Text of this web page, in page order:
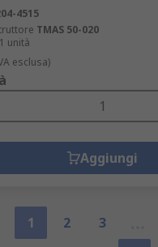
4515
TMAS 50-020
unità
esclusa)
Aggiungi
1 2 3